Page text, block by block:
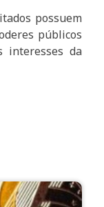
possuem
públicos
interesses da